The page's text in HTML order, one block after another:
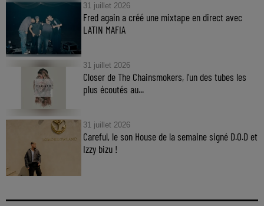
31 juillet 2026
Fred again a créé une mixtape en direct avec
LATIN MAFIA
31 juillet 2026
Closer de The Chainsmokers, l’un des tubes les
plus écoutés au...
31 juillet 2026
Careful, le son House de la semaine signé D.O.D et
Izzy bizu !